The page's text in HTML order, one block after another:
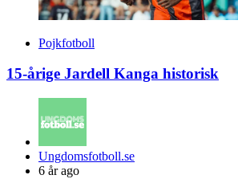
Pojkfotboll
15-årige Jardell Kanga historisk
Posted
by
Ungdomsfotboll.se
6 år ago